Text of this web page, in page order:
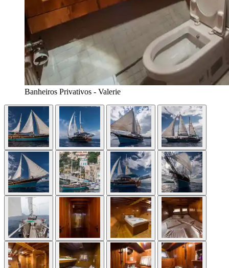
Banheiros Privativos - Valerie